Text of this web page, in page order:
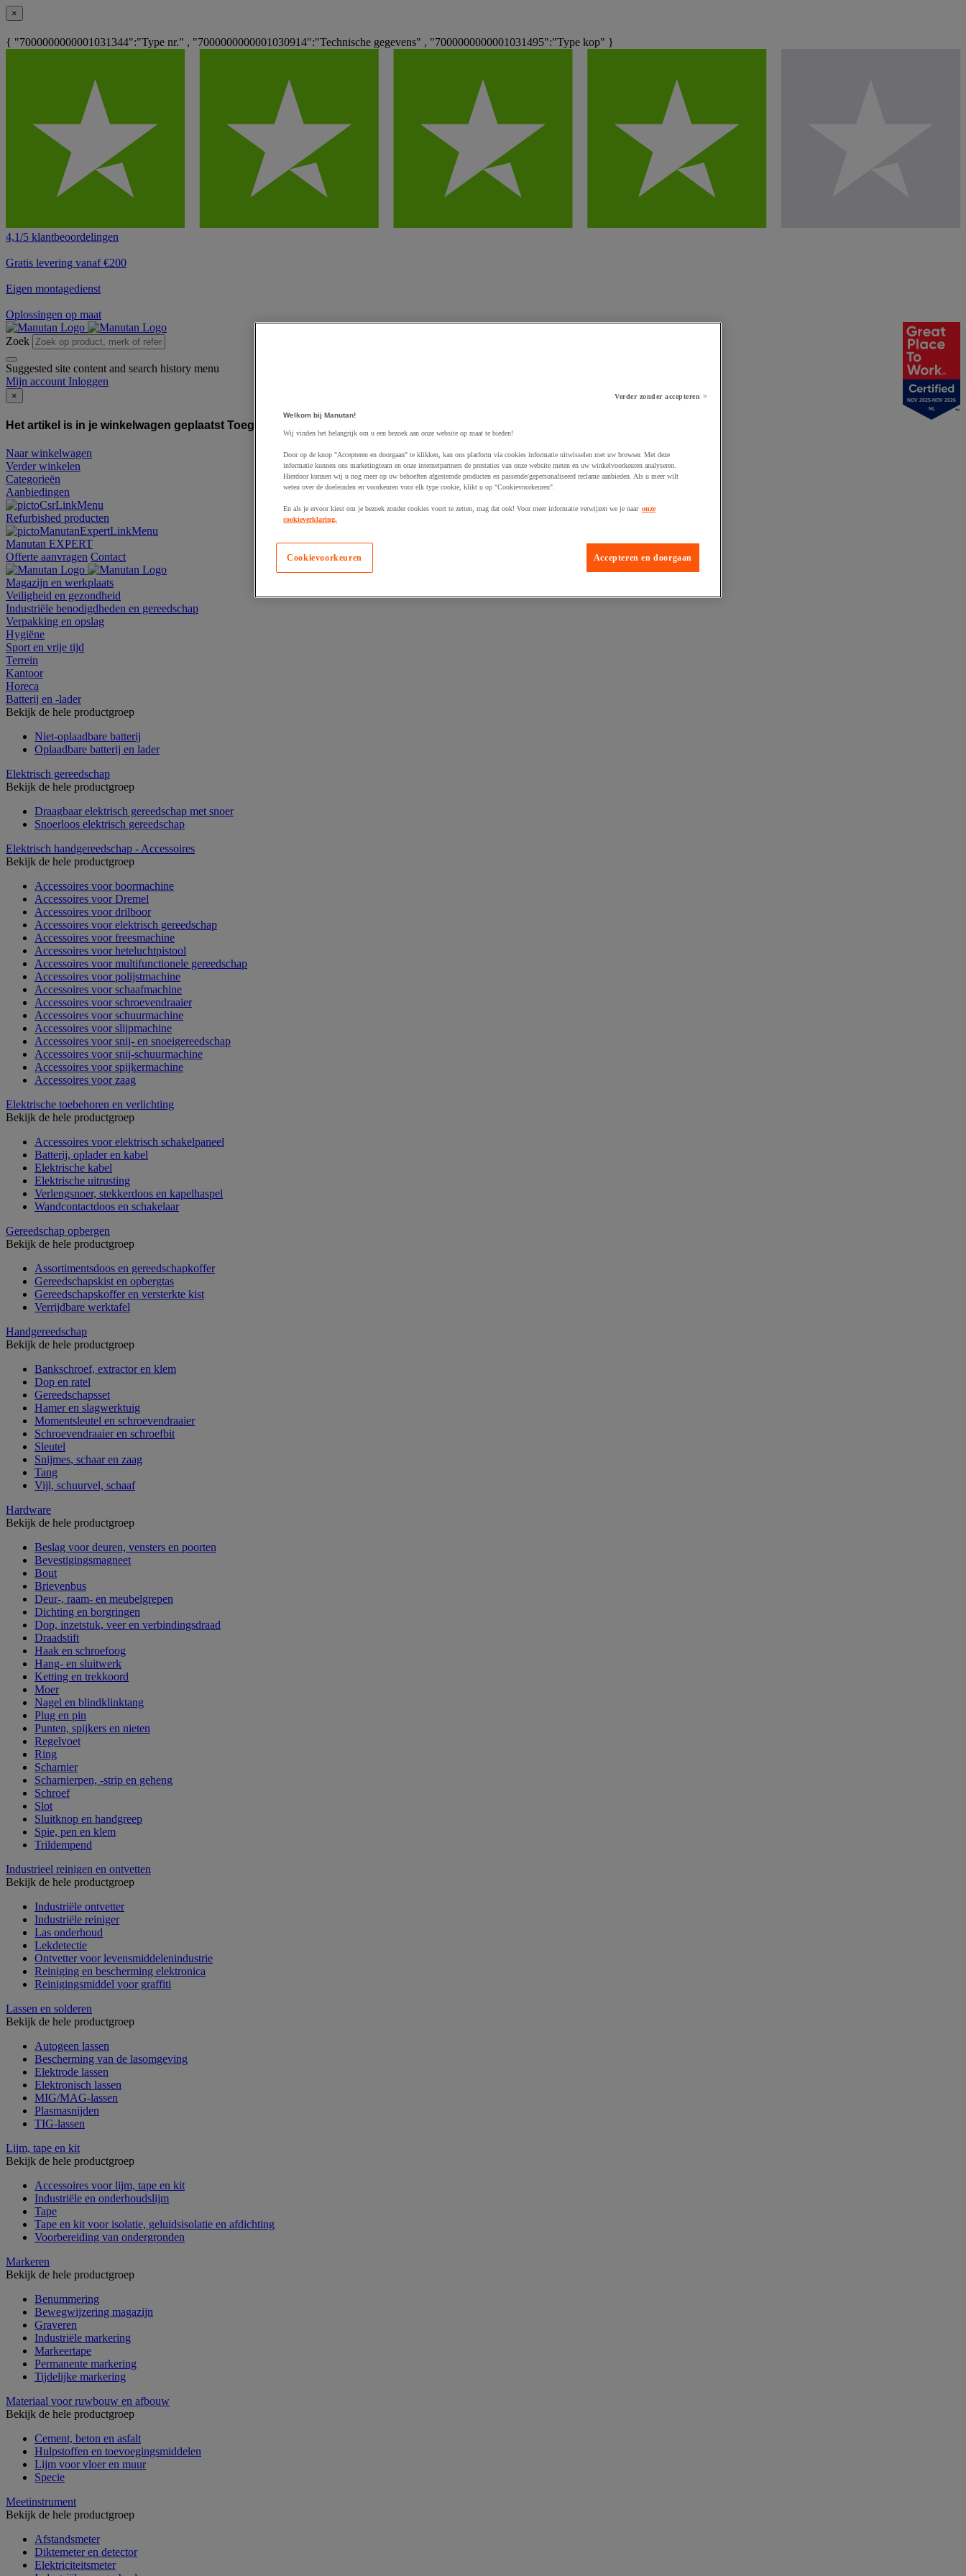
×
{ "7000000000001031344":"Type nr." , "7000000000001030914":"Technische gegevens" , "7000000000001031495":"Type kop" }
4,1/5 klantbeoordelingen
Gratis levering vanaf €200
Eigen montagedienst
Oplossingen op maat
Zoek
Suggested site content and search history menu
Mijn account Inloggen
×
Het artikel is in je winkelwagen geplaatst Toegevoegd aan winkelwagen
Naar winkelwagen
Verder winkelen
Categorieën
Aanbiedingen
Refurbished producten
Manutan EXPERT
Offerte aanvragen Contact
Magazijn en werkplaats
Veiligheid en gezondheid
Industriële benodigdheden en gereedschap
Verpakking en opslag
Hygiëne
Sport en vrije tijd
Terrein
Kantoor
Horeca
Batterij en -lader
Bekijk de hele productgroep
Niet-oplaadbare batterij
Oplaadbare batterij en lader
Elektrisch gereedschap
Bekijk de hele productgroep
Draagbaar elektrisch gereedschap met snoer
Snoerloos elektrisch gereedschap
Elektrisch handgereedschap - Accessoires
Bekijk de hele productgroep
Accessoires voor boormachine
Accessoires voor Dremel
Accessoires voor drilboor
Accessoires voor elektrisch gereedschap
Accessoires voor freesmachine
Accessoires voor heteluchtpistool
Accessoires voor multifunctionele gereedschap
Accessoires voor polijstmachine
Accessoires voor schaafmachine
Accessoires voor schroevendraaier
Accessoires voor schuurmachine
Accessoires voor slijpmachine
Accessoires voor snij- en snoeigereedschap
Accessoires voor snij-schuurmachine
Accessoires voor spijkermachine
Accessoires voor zaag
Elektrische toebehoren en verlichting
Bekijk de hele productgroep
Accessoires voor elektrisch schakelpaneel
Batterij, oplader en kabel
Elektrische kabel
Elektrische uitrusting
Verlengsnoer, stekkerdoos en kapelhaspel
Wandcontactdoos en schakelaar
Gereedschap opbergen
Bekijk de hele productgroep
Assortimentsdoos en gereedschapkoffer
Gereedschapskist en opbergtas
Gereedschapskoffer en versterkte kist
Verrijdbare werktafel
Handgereedschap
Bekijk de hele productgroep
Bankschroef, extractor en klem
Dop en ratel
Gereedschapsset
Hamer en slagwerktuig
Momentsleutel en schroevendraaier
Schroevendraaier en schroefbit
Sleutel
Snijmes, schaar en zaag
Tang
Vijl, schuurvel, schaaf
Hardware
Bekijk de hele productgroep
Beslag voor deuren, vensters en poorten
Bevestigingsmagneet
Bout
Brievenbus
Deur-, raam- en meubelgrepen
Dichting en borgringen
Dop, inzetstuk, veer en verbindingsdraad
Draadstift
Haak en schroefoog
Hang- en sluitwerk
Ketting en trekkoord
Moer
Nagel en blindklinktang
Plug en pin
Punten, spijkers en nieten
Regelvoet
Ring
Scharnier
Scharnierpen, -strip en geheng
Schroef
Slot
Sluitknop en handgreep
Spie, pen en klem
Trildempend
Industrieel reinigen en ontvetten
Bekijk de hele productgroep
Industriële ontvetter
Industriële reiniger
Las onderhoud
Lekdetectie
Ontvetter voor levensmiddelenindustrie
Reiniging en bescherming elektronica
Reinigingsmiddel voor graffiti
Lassen en solderen
Bekijk de hele productgroep
Autogeen lassen
Bescherming van de lasomgeving
Elektrode lassen
Elektronisch lassen
MIG/MAG-lassen
Plasmasnijden
TIG-lassen
Lijm, tape en kit
Bekijk de hele productgroep
Accessoires voor lijm, tape en kit
Industriële en onderhoudslijm
Tape
Tape en kit voor isolatie, geluidsisolatie en afdichting
Voorbereiding van ondergronden
Markeren
Bekijk de hele productgroep
Benummering
Bewegwijzering magazijn
Graveren
Industriële markering
Markeertape
Permanente markering
Tijdelijke markering
Materiaal voor ruwbouw en afbouw
Bekijk de hele productgroep
Cement, beton en asfalt
Hulpstoffen en toevoegingsmiddelen
Lijm voor vloer en muur
Specie
Meetinstrument
Bekijk de hele productgroep
Afstandsmeter
Diktemeter en detector
Elektriciteitsmeter
NOV 2025-NOV 2026
NL
Verder zonder accepteren >
Welkom bij Manutan!
Wij vinden het belangrijk om u een bezoek aan onze website op maat te bieden!
Door op de knop "Accepteren en doorgaan" te klikken, kan ons platform via cookies informatie uitwisselen met uw browser. Met deze
informatie kunnen ons marketingteam en onze internetpartners de prestaties van onze website meten en uw winkelvoorkeuren analyseren.
Hierdoor kunnen wij u nog meer op uw behoeften afgestemde producten en passende/gepersonaliseerd reclame aanbieden. Als u meer wilt
weten over de doeleinden en voorkeuren voor elk type cookie, klikt u op "Cookievoorkeuren".
En als je ervoor kiest om je bezoek zonder cookies voort te zetten, mag dat ook! Voor meer informatie verwijzen we je naar onze
cookieverklaring.
Accepteren en doorgaan
Cookievoorkeuren